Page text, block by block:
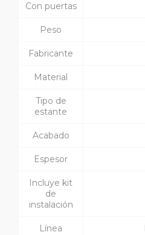
Con puertas
Peso
Fabricante
Material
Tipo de
estante
Acabado
Espesor
Incluye kit
de
instalación
Línea